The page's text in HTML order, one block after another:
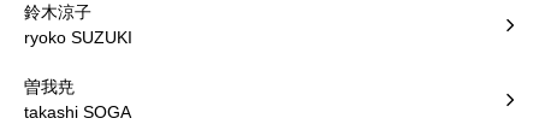
鈴木涼子
ryoko SUZUKI
曽我尭
takashi SOGA